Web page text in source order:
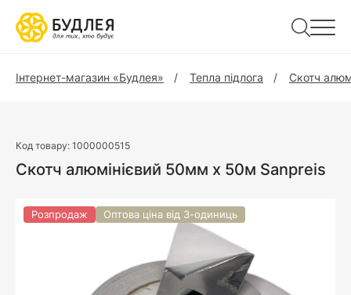
Інтернет-магазин «Будлея» Тепла підлога Скотч
Розпродаж Оптова ціна від 3-одиниць
Код товару: 1000000515
Скотч алюмінієвий 50мм х 50м Sanpreis